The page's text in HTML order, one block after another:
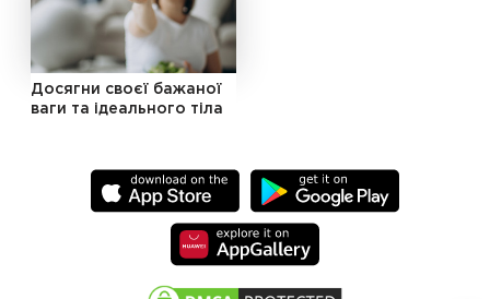
Досягни своєї бажаної
ваги та ідеального тіла